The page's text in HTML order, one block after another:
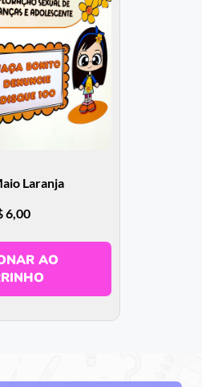
Laranja
6,00
AO